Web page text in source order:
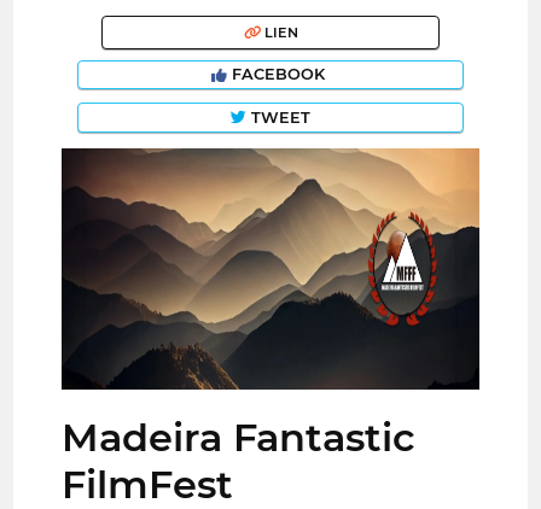
LIEN
FACEBOOK
TWEET
Madeira Fantastic
FilmFest